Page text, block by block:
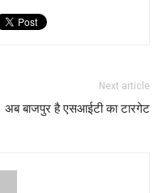
Next article
अब बाजपुर है एसआईटी का टारगेट